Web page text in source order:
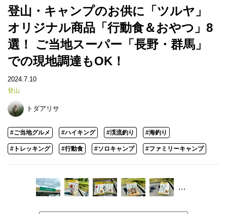
登山・キャンプのお供に「ツルヤ」
オリジナル商品「行動食＆おやつ」8
選！ ご当地スーパー「長野・群馬」
での現地調達もOK！
2024.7.10
登山
トダアリサ
#ご当地グルメ #ハイキング #渓流釣り #海釣り
#トレッキング #行動食 #ソロキャンプ #ファミリーキャンプ
…